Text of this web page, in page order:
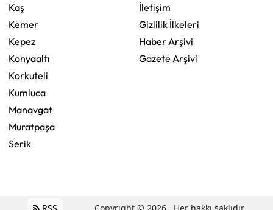
Kaş
Kemer
Kepez
Konyaaltı
Korkuteli
Kumluca
Manavgat
Muratpaşa
Serik
İletişim
Gizlilik İlkeleri
Haber Arşivi
Gazete Arşivi